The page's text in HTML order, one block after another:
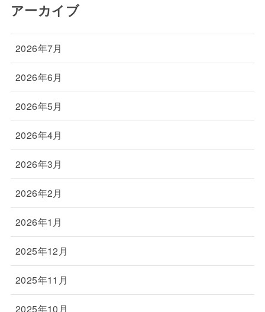
アーカイブ
2026年7月
2026年6月
2026年5月
2026年4月
2026年3月
2026年2月
2026年1月
2025年12月
2025年11月
2025年10月